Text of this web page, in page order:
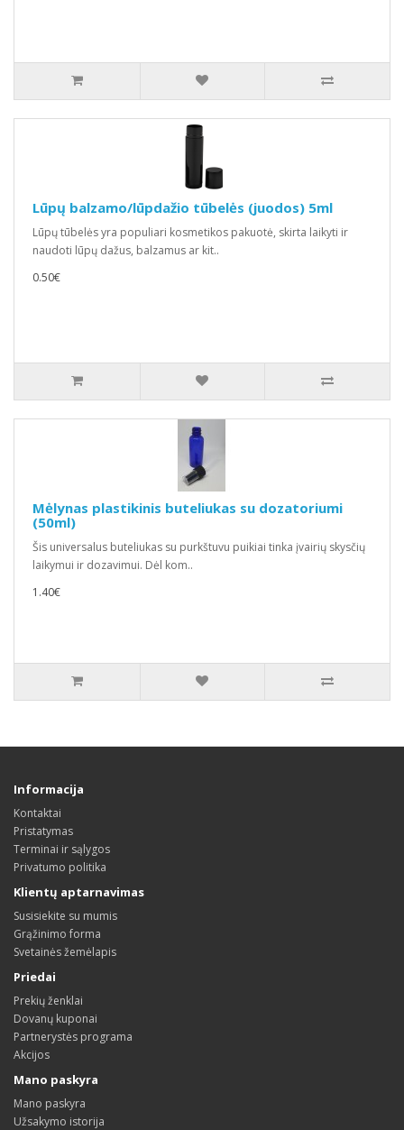
Lūpų balzamo/lūpdažio tūbelės (juodos) 5ml
Lūpų tūbelės yra populiari kosmetikos pakuotė, skirta laikyti ir
naudoti lūpų dažus, balzamus ar kit..
0.50€
Mėlynas plastikinis buteliukas su dozatoriumi
(50ml)
Šis universalus buteliukas su purkštuvu puikiai tinka įvairių skysčių
laikymui ir dozavimui. Dėl kom..
1.40€
Informacija
Kontaktai
Pristatymas
Terminai ir sąlygos
Privatumo politika
Klientų aptarnavimas
Susisiekite su mumis
Grąžinimo forma
Svetainės žemėlapis
Priedai
Prekių ženklai
Dovanų kuponai
Partnerystės programa
Akcijos
Mano paskyra
Mano paskyra
Užsakymo istorija